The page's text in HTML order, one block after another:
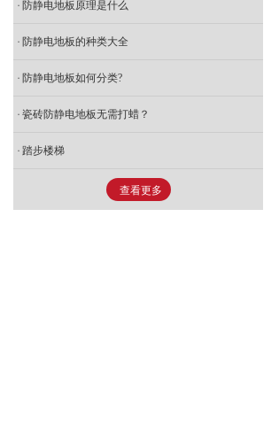
防静电地板原理是什么
防静电地板的种类大全
防静电地板如何分类?
瓷砖防静电地板无需打蜡？
踏步楼梯
查看更多